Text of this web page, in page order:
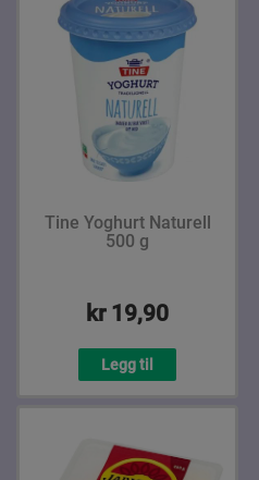
Tine Yoghurt Naturell
500 g
kr 19,90
Legg til